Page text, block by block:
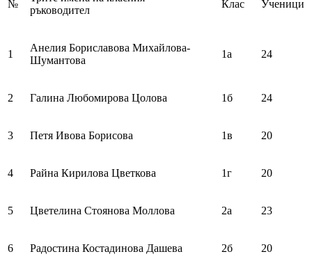
№
ръководител
Клас Ученици
1
Анелия Бориславова Михайлова-
Шумантова
1а 24
2 Галина Любомирова Цолова 1б 24
3 Петя Ивова Борисова 1в 20
4 Райна Кирилова Цветкова 1г 20
5 Цветелина Стоянова Моллова 2а 23
6 Радостина Костадинова Дашева 2б 20